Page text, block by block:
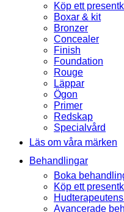
Köp ett
Boxar & kit
Bronzer
Concealer
Finish
Foundation
Rouge
Läppar
Ögon
Primer
Redskap
Specialvård
Läs om våra märken
Behandlingar
Boka
Köp ett
Avancerade